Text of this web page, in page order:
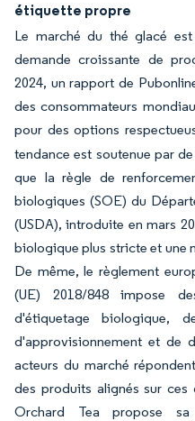
étiquette propre
Le marché du thé glacé
demande croissante de
2024, un rapport de
des consommateurs
pour des options
tendance est soutenue par
que la règle de
biologiques (SOE) du
(USDA), introduite en mars
biologique plus stricte et une
De même, le règlement
(UE) 2018/848 impose
d'étiquetage biologique,
d'approvisionnement et de
acteurs du marché
des produits alignés sur ces
Orchard Tea propose